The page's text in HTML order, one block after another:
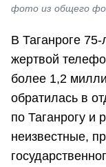
фото из общего
В Таганроге
жертвой
более 1,2
обратилась в
по Таганрогу и
неизвестные,